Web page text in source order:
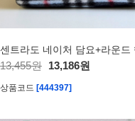
13,455원 13,186원
상품코드 [444397]